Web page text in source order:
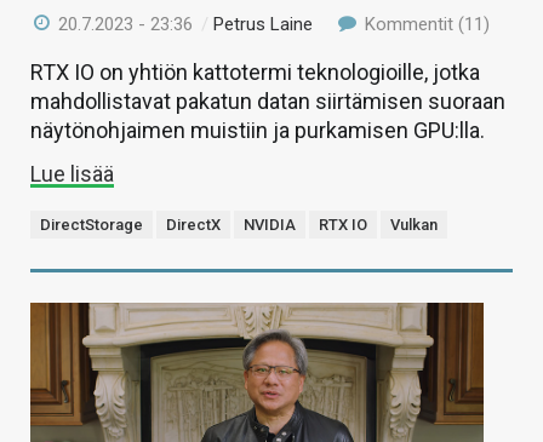
HAKU
20.7.2023 - 23:36 / Petrus Laine Kommentit (11)
RTX IO on yhtiön kattotermi teknologioille, jotka
mahdollistavat pakatun datan siirtämisen suoraan
näytönohjaimen muistiin ja purkamisen GPU:lla.
Lue lisää
DirectStorage DirectX NVIDIA RTX IO Vulkan